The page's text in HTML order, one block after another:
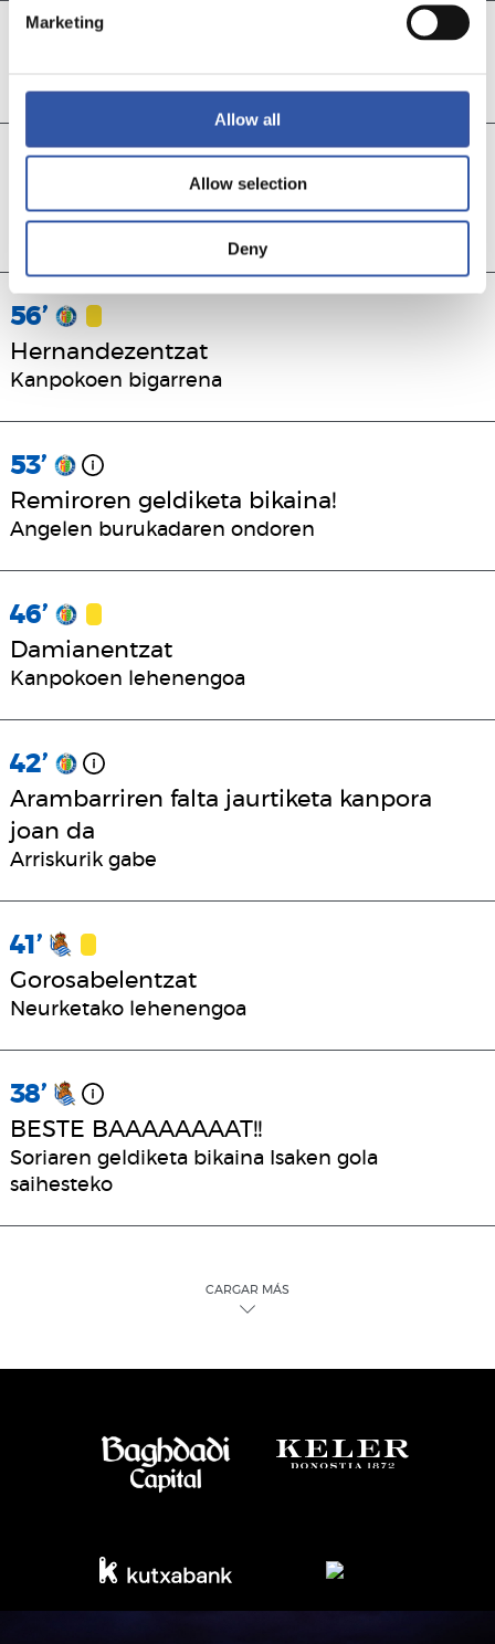
Marketing
Allow all
Allow selection
Deny
57’
Epaileak Realaren gola baliogabetu du
56’
Hernandezentzat
Kanpokoen bigarrena
53’
Remiroren geldiketa bikaina!
Angelen burukadaren ondoren
46’
Damianentzat
Kanpokoen lehenengoa
42’
Arambarriren falta jaurtiketa kanpora
joan da
Arriskurik gabe
41’
Gorosabelentzat
Neurketako lehenengoa
38’
BESTE BAAAAAAAAT!!
Soriaren geldiketa bikaina Isaken gola
saihesteko
CARGAR MÁS